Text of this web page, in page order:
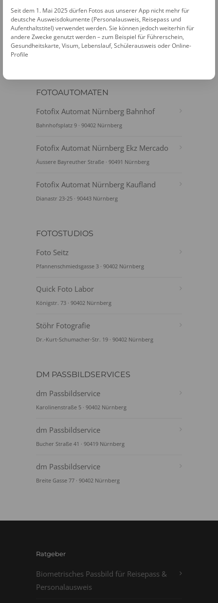
FOTOAUTOMATEN
Fotofix Automat Nürnberg Bahnhof
Bahnhofsplatz 9 · 90402 Nürnberg
Fotofix Automat Nürnberg Ekz Mercado
Äussere Bayreuther Straße · 90491 Nürnberg
Fotofix Automat Nürnberg Kaufland
Dianastr 23-25 · 90443 Nürnberg
FOTOSTUDIOS
Foto Seitz
Pfannenschmiedsgasse 3 · 90402 Nürnberg
Quick Foto Labor
Königstr. 73 · 90402 Nürnberg
Stöhr Fotografie
Dr.-Kurt-Schumacher-Str. 19 · 90402 Nürnberg
DM PASSBILDSERVICES
dm Passbildservice
Karolinenstraße 5 · 90402 Nürnberg
dm Passbildservice
Bucher Straße 41 · 90419 Nürnberg
dm Passbildservice
Breite Gasse 77 · 90402 Nürnberg
Ratgeber
Biometrisches Passbild für Reisepass &
Personalausweis
Seit dem 1. Mai 2025 dürfen Fotos aus unserer App nicht mehr für
deutsche Ausweisdokumente (Personalausweis, Reisepass und
Aufenthaltstitel) verwendet werden. Sie können jedoch weiterhin für
andere Zwecke genutzt werden – zum Beispiel für Führerschein,
Gesundheitskarte, Visum, Lebenslauf, Schülerausweis oder Online-
Profile